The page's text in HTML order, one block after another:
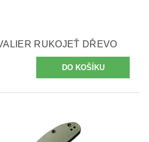
RUKOJEŤ DŘEVO